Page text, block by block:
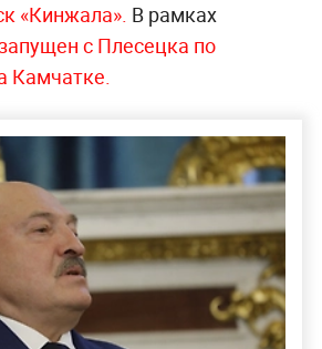
«Кинжала». В рамках
с Плесецка по
Камчатке.